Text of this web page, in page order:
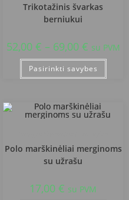
Trikotažinis švarkas
berniukui
52,00 € – 69,00 € su PVM
Pasirinkti savybes
Polo marškinėliai merginoms
su užrašu
17,00 € su PVM